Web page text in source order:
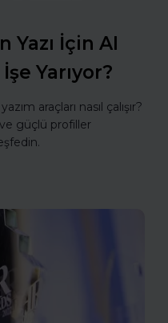
Yazı İçin AI
Yarıyor?
araçları nasıl çalışır?
güçlü profiller